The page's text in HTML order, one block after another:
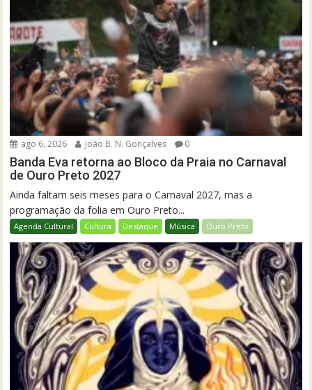
ago 6, 2026 João B. N. Gonçalves 0
Banda Eva retorna ao Bloco da Praia no Carnaval
de Ouro Preto 2027
Ainda faltam seis meses para o Carnaval 2027, mas a
programação da folia em Ouro Preto...
Agenda Cultural Cultura Destaque Música Ouro Preto